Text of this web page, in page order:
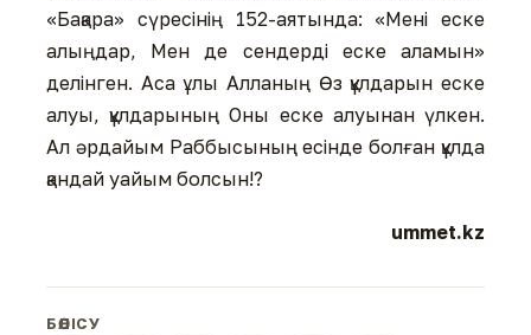
«Бақара» сүресінің 152-аятында: «Мені еске
алыңдар, Мен де сендерді еске аламын»
делінген. Аса ұлы Алланың Өз құлдарын еске
алуы, құлдарының Оны еске алуынан үлкен.
Ал әрдайым Раббысының есінде болған құлда
қандай уайым болсын!?
ummet.kz
БӨЛІСУ